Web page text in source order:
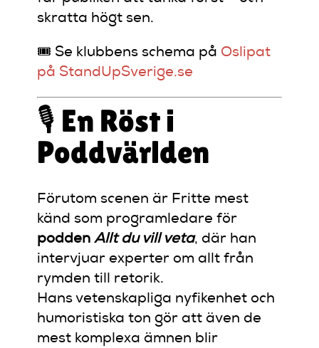
skratta högt sen.
🎟️ Se klubbens schema på Oslipat
på StandUpSverige.se
🎙️ En Röst i
Poddvärlden
Förutom scenen är Fritte mest
känd som programledare för
poddenAllt du vill veta, där han
intervjuar experter om allt från
rymden till retorik.
Hans vetenskapliga nyfikenhet och
humoristiska ton gör att även de
mest komplexa ämnen blir